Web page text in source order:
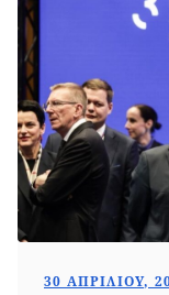
30 ΑΠΡΙΛΊΟΥ,